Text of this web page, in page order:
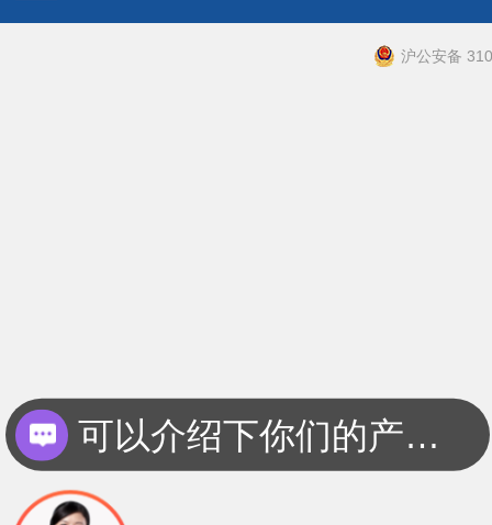
沪公安备
可以介绍下你们的产品么